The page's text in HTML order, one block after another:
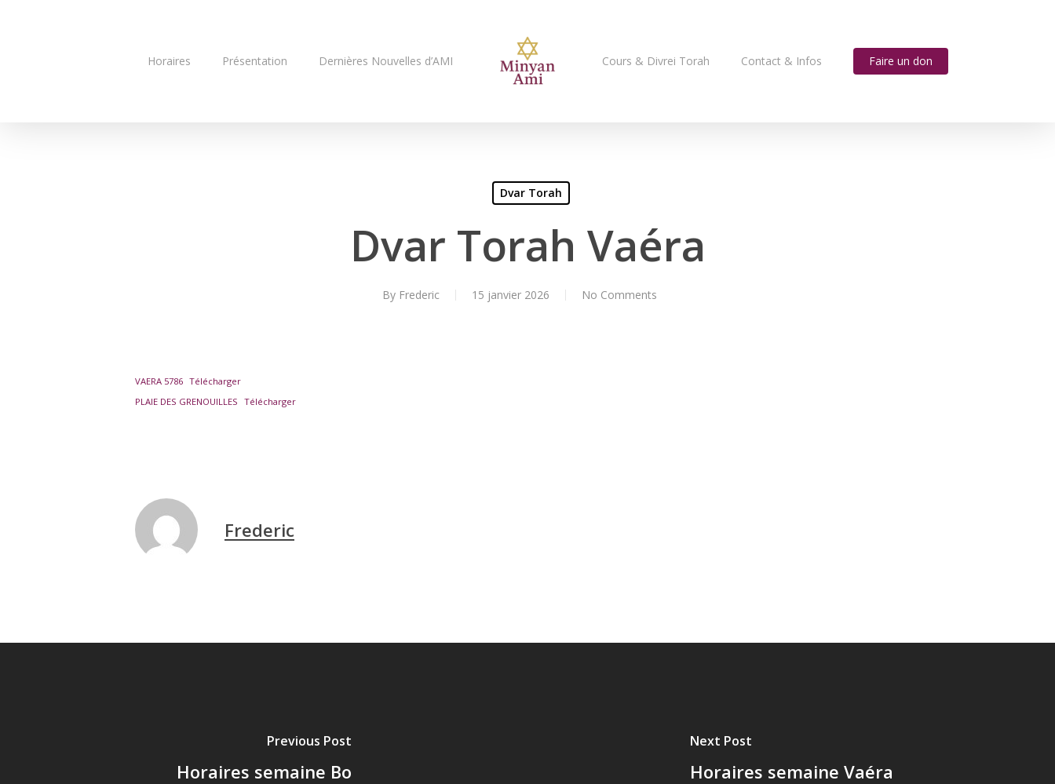
Horaires Présentation Dernières Nouvelles d’AMI Cours & Divrei Torah Contact & Infos Faire un don
Dvar Torah
Dvar Torah Vaéra
By Frederic 15 janvier 2026 No Comments
VAERA 5786 Télécharger
PLAIE DES GRENOUILLES
Télécharger
Frederic
Previous Post
Horaires semaine Bo
Next Post
Horaires semaine Vaéra